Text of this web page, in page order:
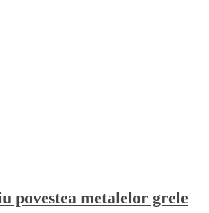
povestea metalelor grele